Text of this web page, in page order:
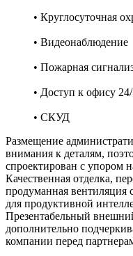
• Круглосуточная
• Видеонаблюдение
• Пожарная
• Доступ к офису
• СКУД
Размещение
внимания к деталям,
спроектирован с упором
Качественная отделка,
продуманная вентиляция
для продуктивной
Презентабельный
дополнительно
компании перед